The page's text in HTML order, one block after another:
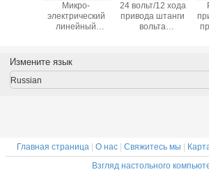
Дк 12
Микро-
электрический
линейный
обратной связи
20км бака
24 вольт/12 хода
привода штанги
вольта
мозоли комбайна
Измените язык
Russian
Главная страница О нас Свяжитесь мы
Взгляд настольного